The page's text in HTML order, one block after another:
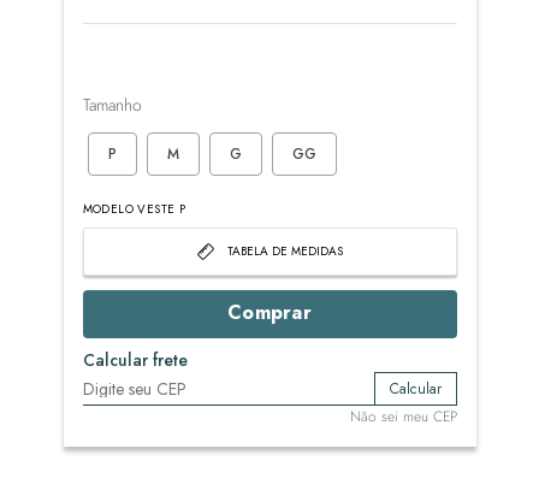
Tamanho
P M G GG
MODELO VESTE P
TABELA DE MEDIDAS
Comprar
Calcular frete
Calcular
Não sei meu CEP